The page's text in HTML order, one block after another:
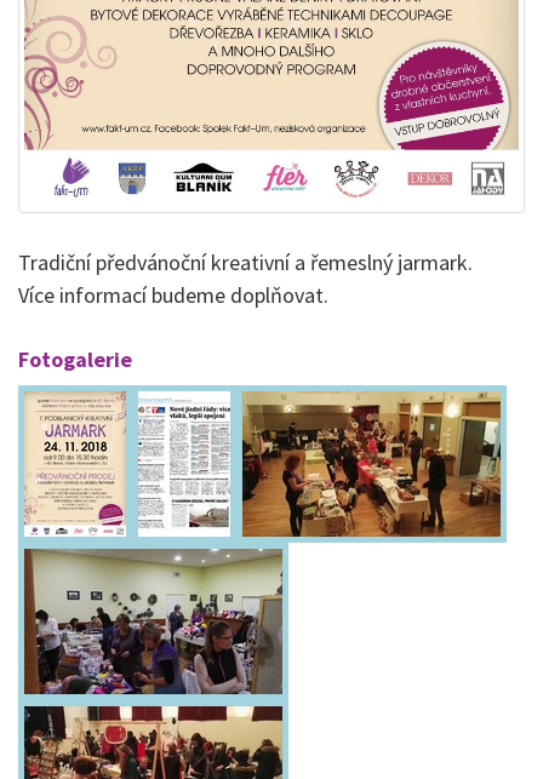
Tradiční předvánoční kreativní a řemeslný jarmark.
Více informací budeme doplňovat.
Fotogalerie